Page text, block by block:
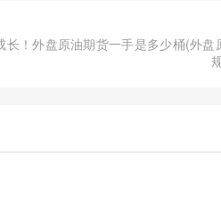
长！外盘原油期货一手是多少桶(外盘